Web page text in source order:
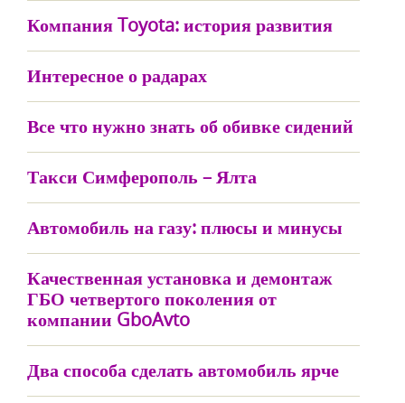
Компания Toyota: история развития
Интересное о радарах
Все что нужно знать об обивке сидений
Такси Симферополь – Ялта
Автомобиль на газу: плюсы и минусы
Качественная установка и демонтаж
ГБО четвертого поколения от
компании GboAvto
Два способа сделать автомобиль ярче